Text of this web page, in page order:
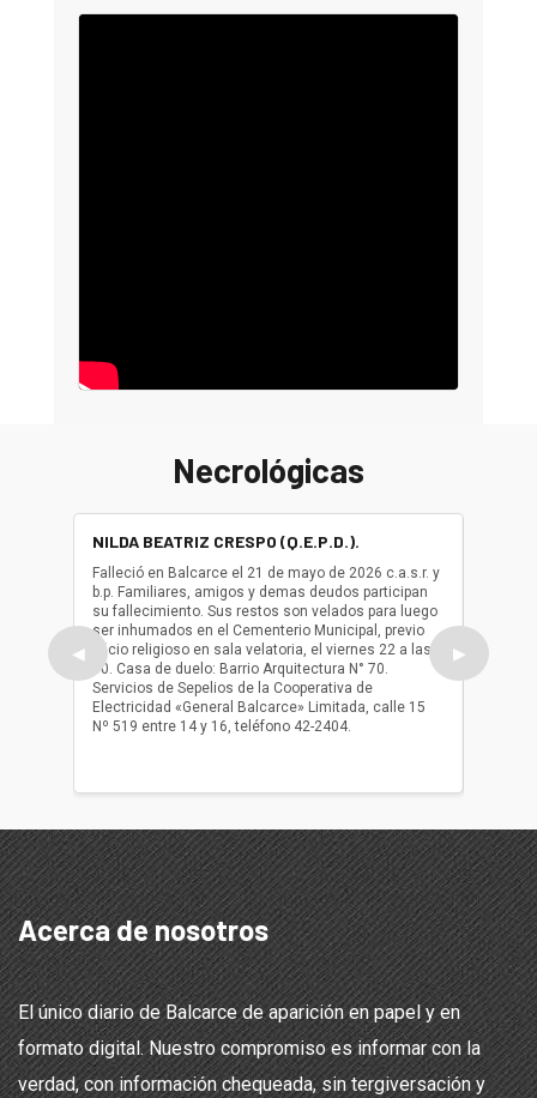
Necrológicas
◀
NILDA BEATRIZ CRESPO (Q.E.P.D.).
Falleció en Balcarce el 21 de mayo de 2026 c.a.s.r. y
b.p. Familiares, amigos y demas deudos participan
su fallecimiento. Sus restos son velados para luego
ser inhumados en el Cementerio Municipal, previo
oficio religioso en sala velatoria, el viernes 22 a las
10. Casa de duelo: Barrio Arquitectura N° 70.
Servicios de Sepelios de la Cooperativa de
Electricidad «General Balcarce» Limitada, calle 15
Nº 519 entre 14 y 16, teléfono 42-2404.
ser
oficio
▶
Acerca de nosotros
El único diario de Balcarce de aparición en papel y en
formato digital. Nuestro compromiso es informar con la
verdad, con información chequeada, sin tergiversación y